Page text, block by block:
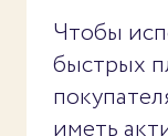
Чтобы
быстрых
иметь